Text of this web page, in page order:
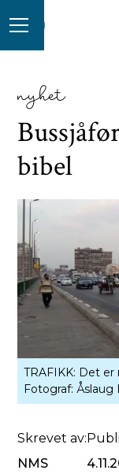
nyhet
bibel
TRAFIKK: Det
Fotograf: Åslaug
Skrevet av:
NMS